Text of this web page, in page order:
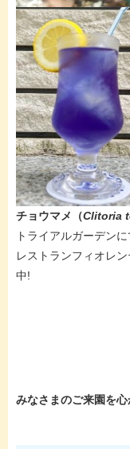
チョウマメ（Clitoria
トライアルガーデン
レストランフィオレ
中!​
みなさまのご来園を心